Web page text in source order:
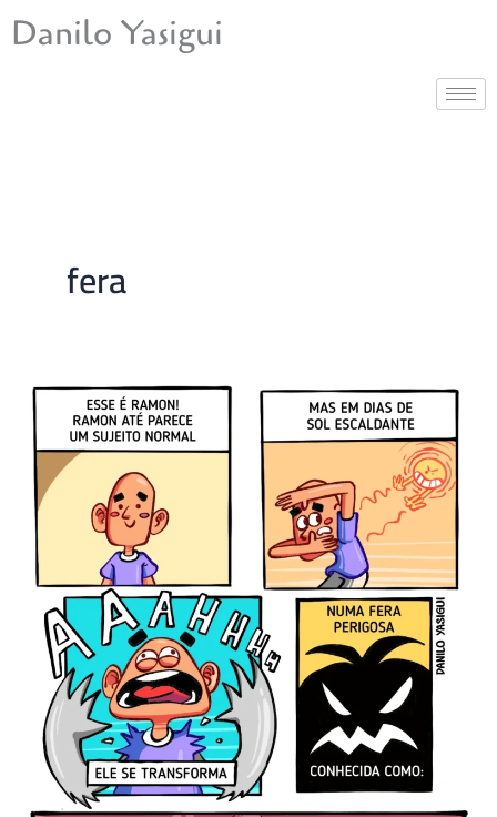
para
Danilo Yasigui
fera